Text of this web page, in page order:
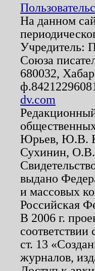
На данном
Учредитель:
Союза
680032,
dv.com
Юрьев, Ю.В.
Сухинин, О.В.
выдано
и массовых
Российская
В 2006 г.
соответствии
ст. 13
журналов,